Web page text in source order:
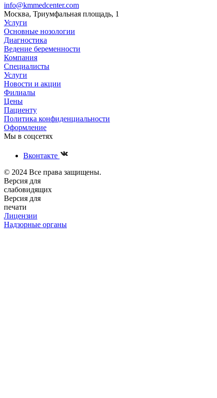
info@kmmedcenter.com
Москва, Триумфальная площадь, 1
Услуги
Основные нозологии
Диагностика
Ведение беременности
Компания
Специалисты
Услуги
Новости и акции
Филиалы
Цены
Пациенту
Политика конфиденциальности
Оформление
Мы в соцсетях
Вконтакте
© 2024 Все права защищены.
Версия для
слабовидящих
Версия для
печати
Лицензии
Надзорные органы